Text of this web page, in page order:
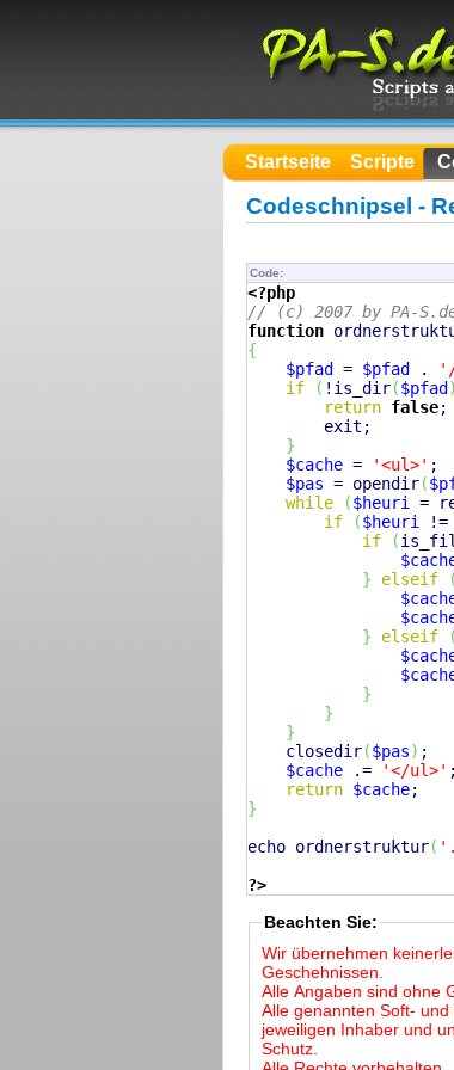
Startseite Scripte
Codeschnipsel -
Code:
<?php
// (c) 2007 by PA-
function
{
$pfad
= $pfad .
if
( ! is_dir($pfad )
return false;
exit ;
}
$cache = '<ul>' ;
$pas = opendir(
while
($heuri =
if
($heuri !=
if
(
}
elseif (
}
elseif (
}
}
}
closedir($pas) ;
$cache .= '</ul>' ;
return $cache
}
echo ordnerstruktur(
?>
Beachten Sie:
Wir übernehmen
Geschehnissen.
Alle Angaben sind ohne
Alle genannten Soft-
jeweiligen Inhaber und
Schutz.